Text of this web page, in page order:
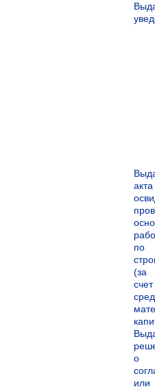
акта
по
(за
счет
о
или